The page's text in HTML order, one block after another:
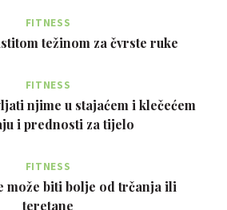
FITNESS
težinom za čvrste ruke
FITNESS
njime u stajaćem i klečećem
i prednosti za tijelo
FITNESS
može biti bolje od trčanja ili
teretane